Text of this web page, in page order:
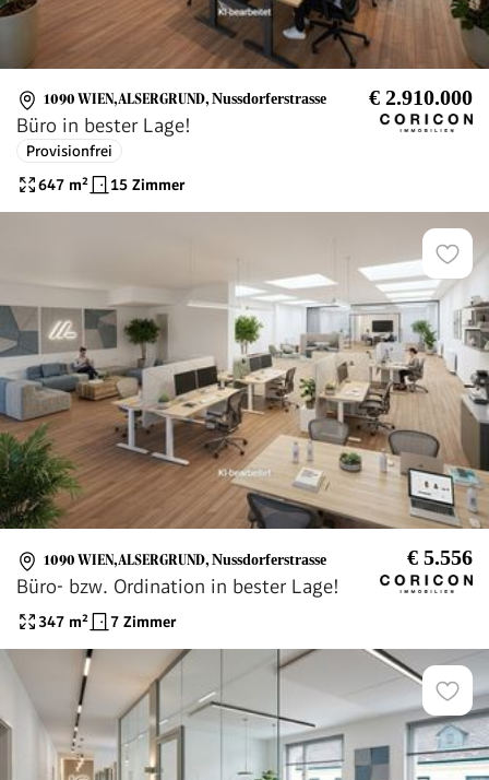
1090 WIEN,ALSERGRUND, Nussdorferstrasse € 2.910.000
Büro in bester Lage!
Provisionfrei
647 m² 15 Zimmer
1090 WIEN,ALSERGRUND, Nussdorferstrasse € 5.556
Büro- bzw. Ordination in bester Lage!
347 m² 7 Zimmer